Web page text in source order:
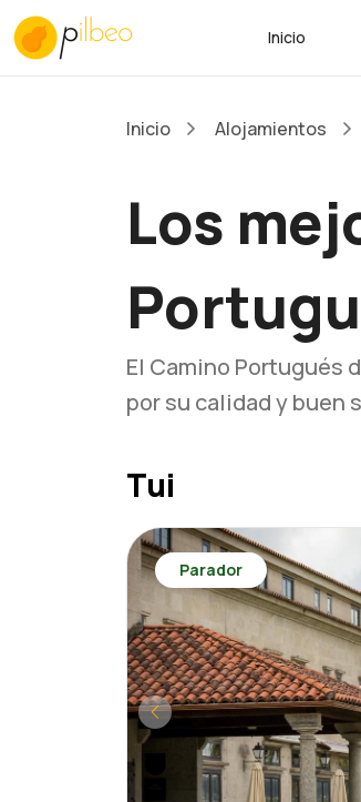
Inicio
Inicio Alojamientos
Los
El Camino Portugués
por su calidad y buen
Tui
Parador